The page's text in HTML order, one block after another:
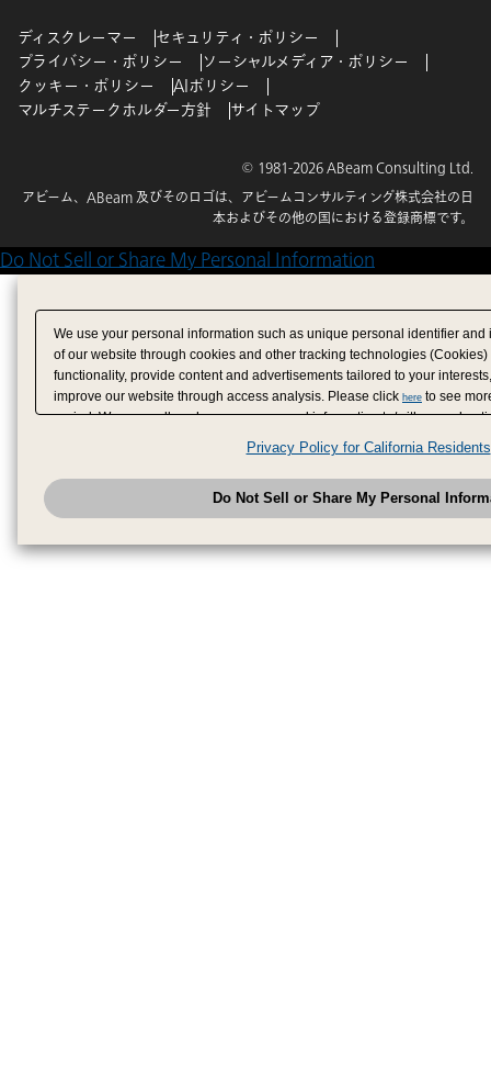
ディスクレーマー
セキュリティ・ポリシー
プライバシー・ポリシー
ソーシャルメディア・ポリシー
クッキー・ポリシー
AIポリシー
マルチステークホルダー方針
サイトマップ
© 1981-2026 ABeam Consulting Ltd.
アビーム、ABeam 及びそのロゴは、アビームコンサルティング株式会社の日
本およびその他の国における登録商標です。
Do Not Sell or Share My Personal Information
We use your personal information such as unique personal identifier
of our website through cookies and other tracking technologies
functionality, provide content and advertisements tailored to your
improve our website through access analysis. Please click here to see
period. We may sell or share your personal information to/with our
analytics service partners. These partners may combine the data shared
have provided to them or that they have collected from your use of their
analyze and optimize advertisements delivered to you by businesses
have the right to opt out of sale or share of your personal information by
to exercise your right. If we have detected an opt-out
honored.Change your sell or share preference
Privacy Policy for California Residents
Do Not Sell or Share My Personal